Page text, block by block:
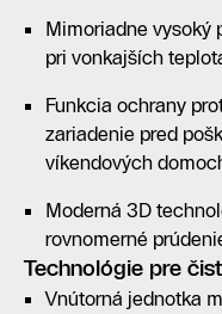
Mimoriadne vysoký
pri vonkajších
Funkcia ochrany
zariadenie pred
víkendových
Moderná 3D
rovnomerné
Technológie pre
Vnútorná jednotka